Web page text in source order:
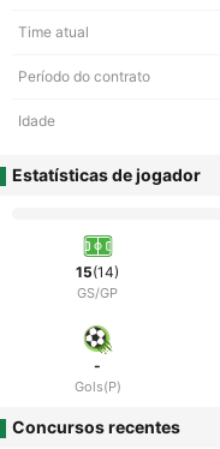
Time atual
Período do contrato
Idade
Estatísticas de jogador
15(14)
GS/GP
-
Gols(P)
Concursos recentes